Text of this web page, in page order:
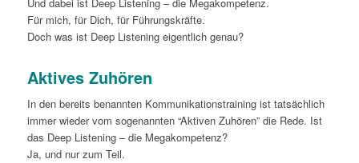
Für mich, für Dich, für Führungskräfte.
Doch was ist Deep Listening eigentlich genau?
Aktives Zuhören
In den bereits benannten Kommunikationstraining ist tatsächlich
immer wieder vom sogenannten “Aktiven Zuhören” die Rede. Ist
das Deep Listening – die Megakompetenz?
Ja, und nur zum Teil.